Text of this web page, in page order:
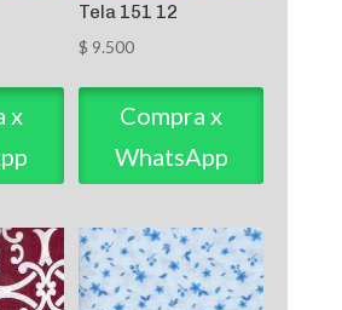
x
Tela 151 12
$ 9.500
Compra x
WhatsApp